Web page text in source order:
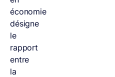
économie
désigne
le
rapport
entre
la